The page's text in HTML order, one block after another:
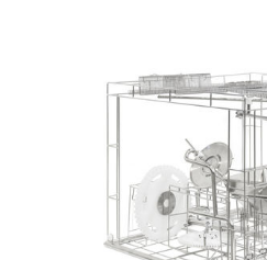
Slide précédent